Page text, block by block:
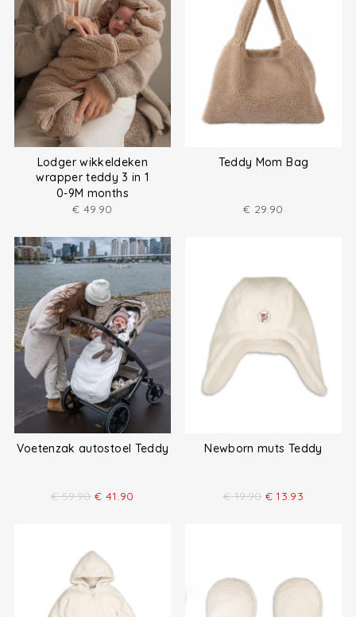
Lodger wikkeldeken
wrapper teddy 3 in 1
0-9M months
€ 49.90
Teddy Mom Bag
€ 29.90
Voetenzak autostoel Teddy
€ 59.90 € 41.90
Newborn muts Teddy
€ 19.90 € 13.93